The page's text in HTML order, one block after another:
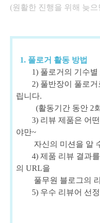
(원활한 진행을 위해 늦으
1. 풀로거 활동 방법
1) 풀로거의 기수별
2) 풀반장이 풀로거
립니다.
(활동기간 동안 2회
3) 리뷰 제품은 어떤
야만~
자신의 미션을 알
4) 제품 리뷰 결과를
의 URL을
풀무원 블로그의
5) 우수 리뷰어 선정